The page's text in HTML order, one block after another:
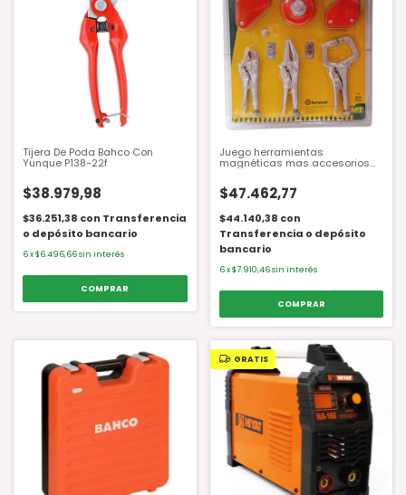
Tijera De Poda Bahco Con
Yunque P138-22f
$38.979,98
$36.251,38 con Transferencia
o depósito bancario
6x$6.496,66sin interés
Juego herramientas
magnéticas mas accesorios
$47.462,77
$44.140,38 con
Transferencia o depósito
bancario
6 x$7.910,46 sin interés
GRATIS